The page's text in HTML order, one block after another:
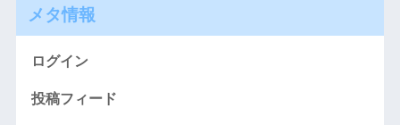
メタ情報
ログイン
投稿フィード